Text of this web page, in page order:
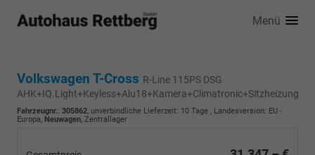
Menü
Volkswagen T-Cross R-Line 115PS DSG
AHK+IQ.Light+Keyless+Alu18+Kamera+Climatronic+Sitzheizung
Fahrzeugnr.: 305862, unverbindliche Lieferzeit: 10 Tage , Landesversion: EU -
Europa, Neuwagen, Zentrallager